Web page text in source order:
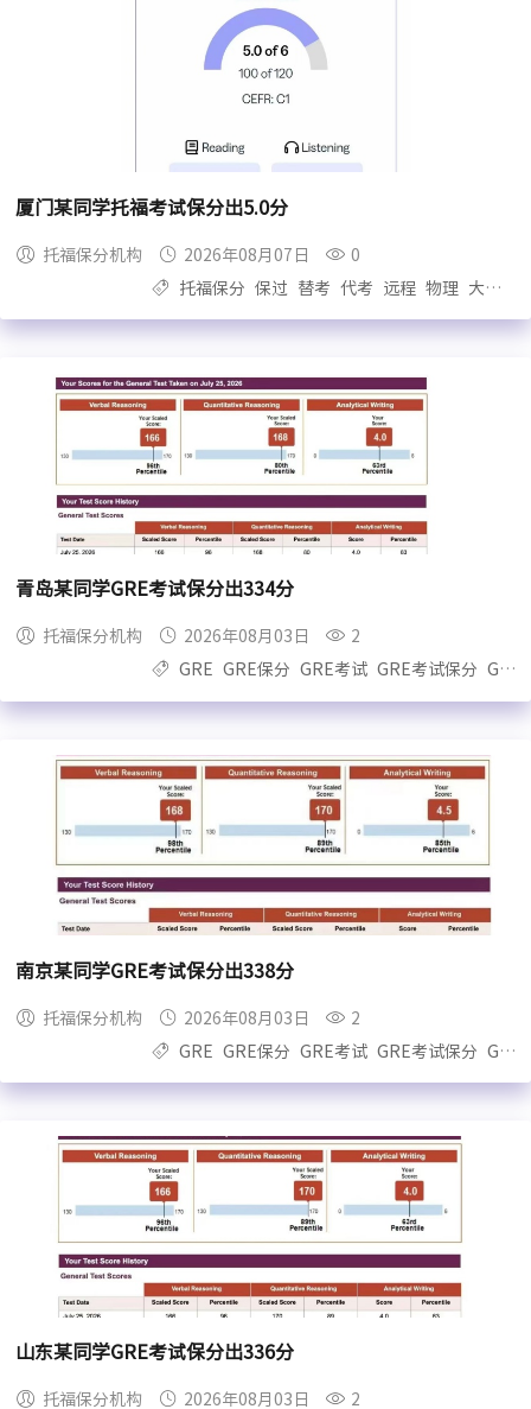
厦门某同学托福考试保分出5.0分
托福保分机构 2026年08月07日
0
托福保分
保过 替考 代考 远程 物理 大自拍
青岛某同学GRE考试保分出334分
托福保分机构 2026年08月03日
2
GRE
GRE保分 GRE考试 GRE考试保分 GRE保过
南京某同学GRE考试保分出338分
托福保分机构 2026年08月03日
2
GRE
GRE保分 GRE考试 GRE考试保分 GRE保过
山东某同学GRE考试保分出336分
托福保分机构 2026年08月03日
2